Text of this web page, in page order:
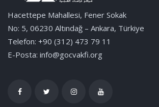
Hacettepe Mahallesi, Fener Sokak
No: 5, 06230 Altındağ – Ankara, Türkiye
Telefon: +90 (312) 473 79 11
E-Posta: info@gocvakfi.org